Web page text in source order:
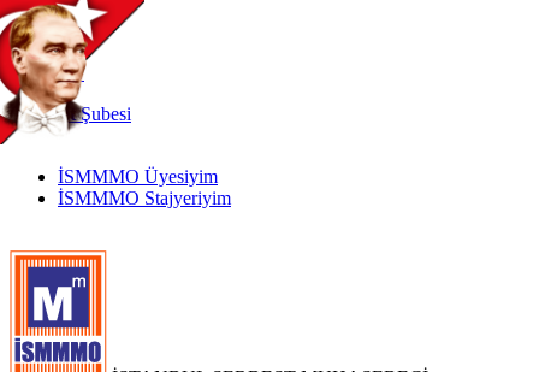
TR
|
EN
İnternetŞubesi
İSMMMO Üyesiyim
İSMMMO Stajyeriyim